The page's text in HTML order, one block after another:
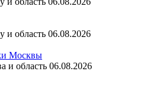
и область 06.08.2026
Москвы
и область 06.08.2026